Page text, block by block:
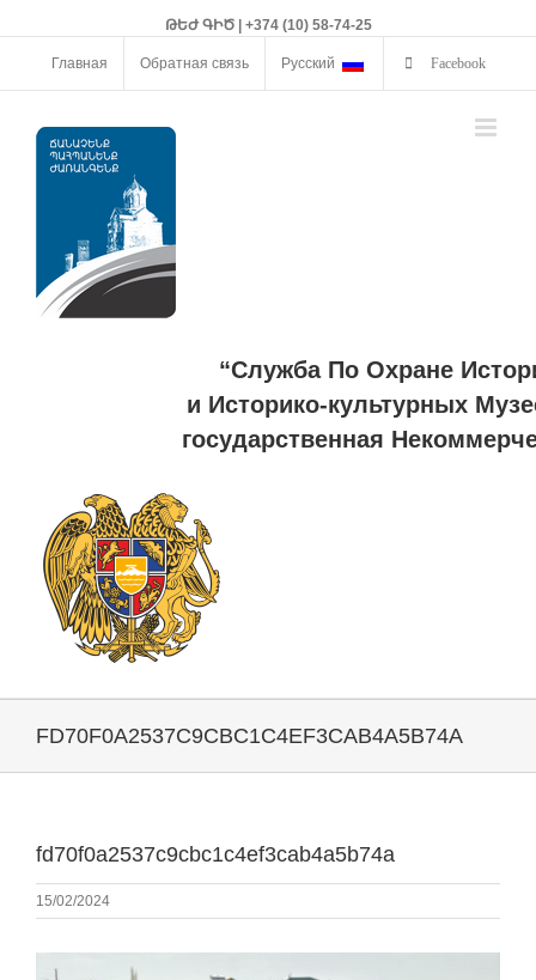
ԹԵԺ ԳԻԾ | +374 (10) 58-74-25
Главная Обратная связь Русский Facebook
“Служба По Охране
и Историко-культурных
государственная
FD70F0A2537C9CBC1C4EF3CAB4A5B74A
fd70f0a2537c9cbc1c4ef3cab4a5b74a
15/02/2024